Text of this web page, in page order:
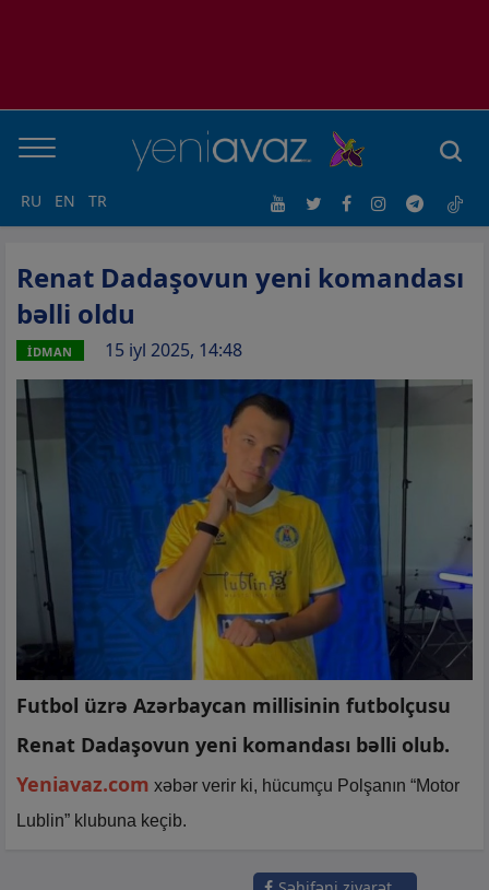
RU EN TR
Renat Dadaşovun yeni komandası
bəlli oldu
İDMAN 15 iyl 2025, 14:48
Futbol üzrə Azərbaycan millisinin futbolçusu
Renat Dadaşovun yeni komandası bəlli olub.
Yeniavaz.com xəbər verir ki, hücumçu Polşanın “Motor
Lublin” klubuna keçib.